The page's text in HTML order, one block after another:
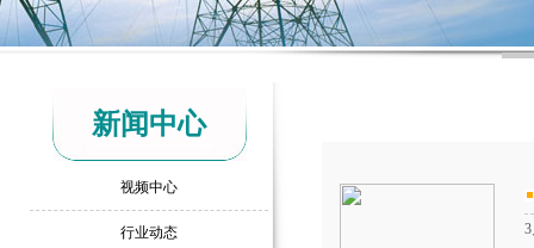
新闻中心
视频中心
行业动态